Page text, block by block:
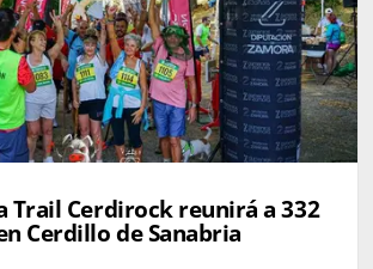
Trail Cerdirock reunirá a 332
Cerdillo de Sanabria